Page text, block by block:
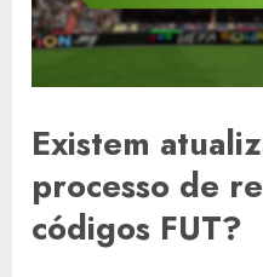
Existem
processo de
códigos FUT?